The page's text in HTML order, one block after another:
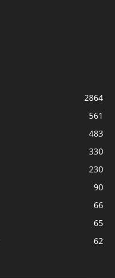
2864
561
483
330
230
90
66
65
62